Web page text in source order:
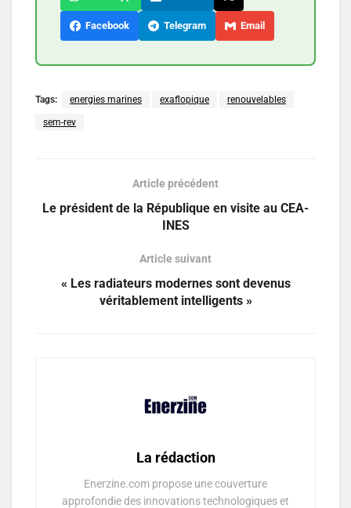
Facebook Telegram Email
Tags: energies marines exaflopique renouvelables
sem-rev
Article précédent
Le président de la République en visite au CEA-
INES
Article suivant
« Les radiateurs modernes sont devenus
véritablement intelligents »
La rédaction
Enerzine.com propose une couverture
approfondie des innovations technologiques et